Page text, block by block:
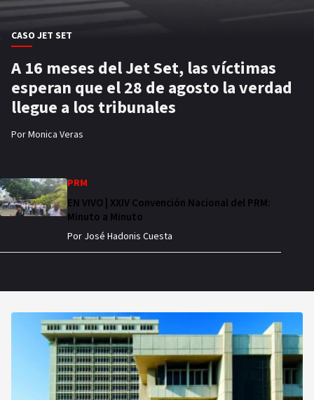
CASO JET SET
A 16 meses del Jet Set, las víctimas
esperan que el 28 de agosto la verdad
llegue a los tribunales
PorMonica Veras
PRM
EN VIVO | XXIV Convención Nacional del PRM:
Minuto a Minuto
Por José Hadonis Cuesta